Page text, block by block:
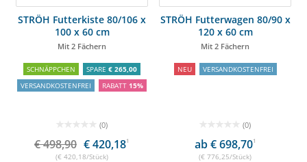
STRÖH Futterkiste 80/106 x
100 x 60 cm
Mit 2 Fächern
SCHNÄPPCHEN SPARE € 265,00
VERSANDKOSTENFREI
RABATT 15%
(0)
€ 498,90 € 420,181
(€ 420,18/Stück)
STRÖH Futterwagen 80/90 x
120 x 60 cm
Mit 2 Fächern
NEU VERSANDKOSTENFREI
(0)
ab € 698,701
(€ 776,25/Stück)